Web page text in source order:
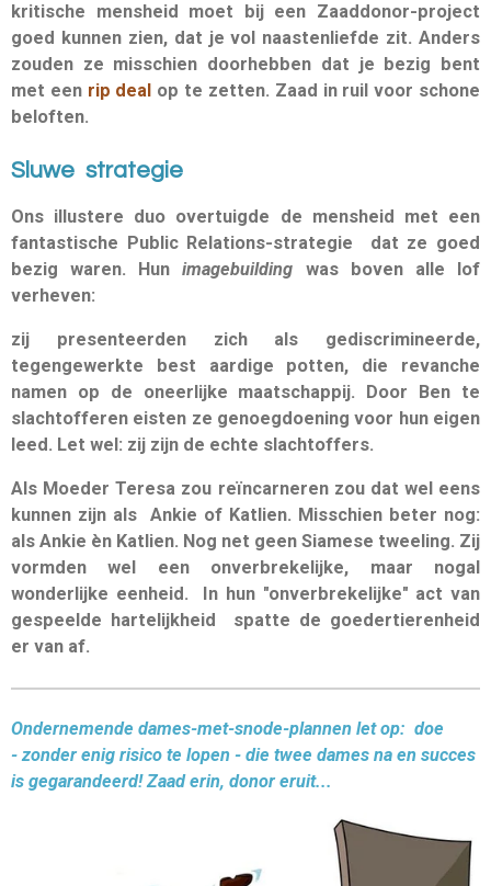
kritische mensheid moet bij een Zaaddonor-project
goed kunnen zien, dat je vol naastenliefde zit. Anders
zouden ze misschien doorhebben dat je bezig bent
met een rip deal op te zetten. Zaad in ruil voor schone
beloften.
Sluwe strategie
Ons illustere duo overtuigde de mensheid met een
fantastische Public Relations-strategie dat ze goed
bezig waren. Hunimagebuilding was boven alle lof
verheven:
zij presenteerden zich als gediscrimineerde,
tegengewerkte best aardige potten, die revanche
namen op de oneerlijke maatschappij. Door Ben te
slachtofferen eisten ze genoegdoening voor hun eigen
leed. Let wel: zij zijn de echte slachtoffers.
Als Moeder Teresa zou reïncarneren zou dat wel eens
kunnen zijn als Ankie of Katlien. Misschien beter nog:
als Ankie èn Katlien. Nog net geen Siamese tweeling. Zij
vormden wel een onverbrekelijke, maar nogal
wonderlijke eenheid. In hun "onverbrekelijke" act van
gespeelde hartelijkheid spatte de goedertierenheid
er van af.
Ondernemende dames-met-snode-plannen let op: doe
- zonder enig risico te lopen - die twee dames na en succes
is gegarandeerd! Zaad erin, donor eruit...